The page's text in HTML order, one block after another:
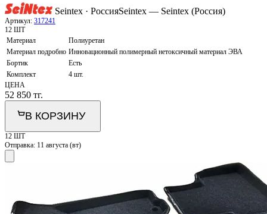
Seintex · РоссияSeintex — Seintex (Россия)
Артикул: 317241
12 ШТ
Материал
Полиуретан
Материал подробно Инновационный полимерный нетоксичный материал ЭВА
Бортик
Есть
Комплект
4 шт.
ЦЕНА
52 850 тг.
В КОРЗИНУ
12 ШТ
Отправка: 11 августа (вт)